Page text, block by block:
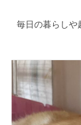
毎日の暮らしや